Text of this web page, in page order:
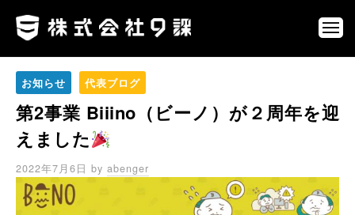
株
式
会
社
9
ネ
ッ
ト
を
通
じ
て
、
第
メ
ュ
お知らせ 代表ブログ
第2事業 Biiino（ビーノ）が２周年を迎
えました
2022年7月6日 by abenger
式
会
社
課